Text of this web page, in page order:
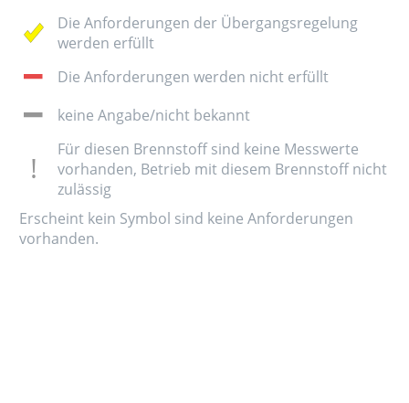
Die Anforderungen der Übergangsregelung
werden erfüllt
Die Anforderungen werden nicht erfüllt
keine Angabe/nicht bekannt
Für diesen Brennstoff sind keine Messwerte
vorhanden, Betrieb mit diesem Brennstoff nicht
zulässig
Erscheint kein Symbol sind keine Anforderungen
vorhanden.